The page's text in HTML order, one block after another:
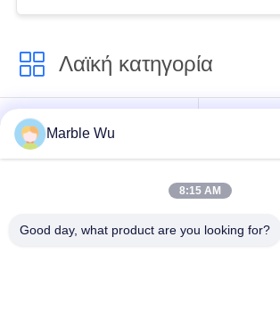
Λαϊκή κατηγορία
εξοπλισμός
γραμμών μετάδοσης
με σπάγγο τον
μετάδοσης
Marble Wu
8:15 AM
Good day, what product are you looking for?